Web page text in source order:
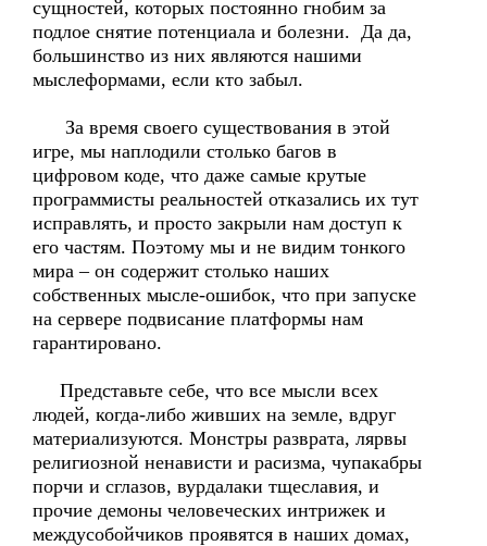
сущностей, которых постоянно гнобим за
подлое снятие потенциала и болезни. Да да,
большинство из них являются нашими
мыслеформами, если кто забыл.
За время своего существования в этой
игре, мы наплодили столько багов в
цифровом коде, что даже самые крутые
программисты реальностей отказались их тут
исправлять, и просто закрыли нам доступ к
его частям. Поэтому мы и не видим тонкого
мира – он содержит столько наших
собственных мысле-ошибок, что при запуске
на сервере подвисание платформы нам
гарантировано.
Представьте себе, что все мысли всех
людей, когда-либо живших на земле, вдруг
материализуются. Монстры разврата, лярвы
религиозной ненависти и расизма, чупакабры
порчи и сглазов, вурдалаки тщеславия, и
прочие демоны человеческих интрижек и
междусобойчиков проявятся в наших домах,